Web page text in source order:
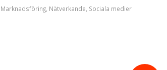
Marknadsföring Nätverkande Sociala medier